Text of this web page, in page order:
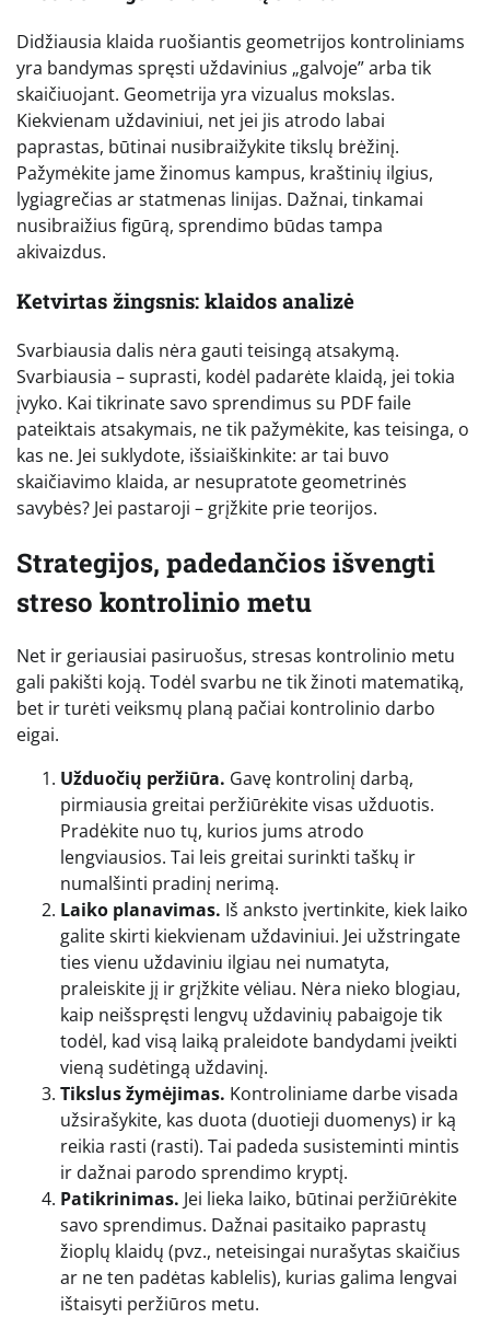
Didžiausia klaida ruošiantis geometrijos kontroliniams
yra bandymas spręsti uždavinius „galvoje” arba tik
skaičiuojant. Geometrija yra vizualus mokslas.
Kiekvienam uždaviniui, net jei jis atrodo labai
paprastas, būtinai nusibraižykite tikslų brėžinį.
Pažymėkite jame žinomus kampus, kraštinių ilgius,
lygiagrečias ar statmenas linijas. Dažnai, tinkamai
nusibraižius figūrą, sprendimo būdas tampa
akivaizdus.
Ketvirtas žingsnis: klaidos analizė
Svarbiausia dalis nėra gauti teisingą atsakymą.
Svarbiausia – suprasti, kodėl padarėte klaidą, jei tokia
įvyko. Kai tikrinate savo sprendimus su PDF faile
pateiktais atsakymais, ne tik pažymėkite, kas teisinga, o
kas ne. Jei suklydote, išsiaiškinkite: ar tai buvo
skaičiavimo klaida, ar nesupratote geometrinės
savybės? Jei pastaroji – grįžkite prie teorijos.
Strategijos, padedančios išvengti
streso kontrolinio metu
Net ir geriausiai pasiruošus, stresas kontrolinio metu
gali pakišti koją. Todėl svarbu ne tik žinoti matematiką,
bet ir turėti veiksmų planą pačiai kontrolinio darbo
eigai.
Užduočių peržiūra. Gavę kontrolinį darbą,
pirmiausia greitai peržiūrėkite visas užduotis.
Pradėkite nuo tų, kurios jums atrodo
lengviausios. Tai leis greitai surinkti taškų ir
numalšinti pradinį nerimą.
Laiko planavimas. Iš anksto įvertinkite, kiek laiko
galite skirti kiekvienam uždaviniui. Jei užstringate
ties vienu uždaviniu ilgiau nei numatyta,
praleiskite jį ir grįžkite vėliau. Nėra nieko blogiau,
kaip neišspręsti lengvų uždavinių pabaigoje tik
todėl, kad visą laiką praleidote bandydami įveikti
vieną sudėtingą uždavinį.
Tikslus žymėjimas. Kontroliniame darbe visada
užsirašykite, kas duota (duotieji duomenys) ir ką
reikia rasti (rasti). Tai padeda susisteminti mintis
ir dažnai parodo sprendimo kryptį.
Patikrinimas. Jei lieka laiko, būtinai peržiūrėkite
savo sprendimus. Dažnai pasitaiko paprastų
žioplų klaidų (pvz., neteisingai nurašytas skaičius
ar ne ten padėtas kablelis), kurias galima lengvai
ištaisyti peržiūros metu.